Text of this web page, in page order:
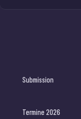
Submission
Termine 2026